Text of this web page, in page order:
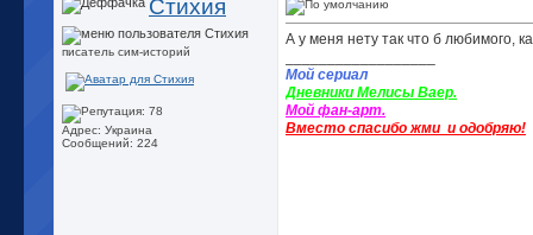
Стихия
писатель сим-историй
Адрес: Украина
Сообщений: 224
А у меня нету так что б любимого,
Мой сериал
Дневники Мелисы Ваер.
Мой фан-арт.
Вместо спасибо жми и одобряю!